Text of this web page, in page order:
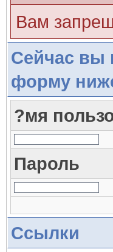
Вам
Сейчас вы
форму
?мя
Пароль
Ссылки